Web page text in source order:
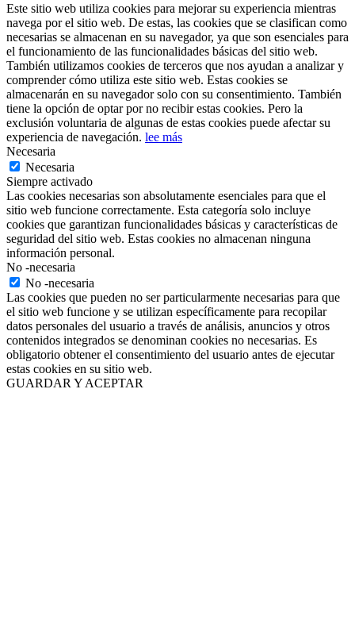
Este sitio web utiliza cookies para mejorar su experiencia mientras
navega por el sitio web. De estas, las cookies que se clasifican como
necesarias se almacenan en su navegador, ya que son esenciales para
el funcionamiento de las funcionalidades básicas del sitio web.
También utilizamos cookies de terceros que nos ayudan a analizar y
comprender cómo utiliza este sitio web. Estas cookies se
almacenarán en su navegador solo con su consentimiento. También
tiene la opción de optar por no recibir estas cookies. Pero la
exclusión voluntaria de algunas de estas cookies puede afectar su
experiencia de navegación. lee más
Necesaria
Necesaria
Siempre activado
Las cookies necesarias son absolutamente esenciales para que el
sitio web funcione correctamente. Esta categoría solo incluye
cookies que garantizan funcionalidades básicas y características de
seguridad del sitio web. Estas cookies no almacenan ninguna
información personal.
No -necesaria
No -necesaria
Las cookies que pueden no ser particularmente necesarias para que
el sitio web funcione y se utilizan específicamente para recopilar
datos personales del usuario a través de análisis, anuncios y otros
contenidos integrados se denominan cookies no necesarias. Es
obligatorio obtener el consentimiento del usuario antes de ejecutar
estas cookies en su sitio web.
GUARDAR Y ACEPTAR